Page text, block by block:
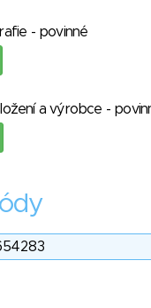
- povinné
a výrobce -